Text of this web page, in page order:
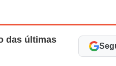
das últimas